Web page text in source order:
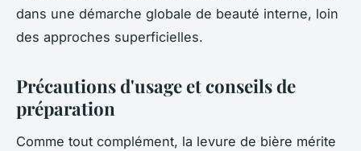
dans une démarche globale de beauté interne, loin
des approches superficielles.
Précautions d'usage et conseils de
préparation
Comme tout complément, la levure de bière mérite